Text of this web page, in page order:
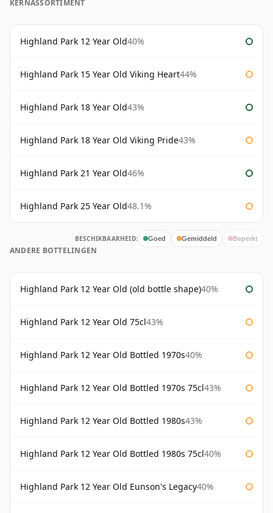
KERNASSORTIMENT
Highland Park 12 Year Old40%
Highland Park 15 Year Old Viking Heart44%
Highland Park 18 Year Old43%
Highland Park 18 Year Old Viking Pride43%
Highland Park 21 Year Old46%
Highland Park 25 Year Old48.1%
BESCHIKBAARHEID: Goed Gemiddeld Beperkt
ANDERE BOTTELINGEN
Highland Park 12 Year Old (old bottle shape)40%
Highland Park 12 Year Old 75cl43%
Highland Park 12 Year Old Bottled 1970s40%
Highland Park 12 Year Old Bottled 1970s 75cl43%
Highland Park 12 Year Old Bottled 1980s43%
Highland Park 12 Year Old Bottled 1980s 75cl40%
Highland Park 12 Year Old Eunson's Legacy40%